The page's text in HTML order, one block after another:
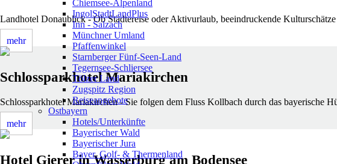
Landhotel Donaublick - Ob Städtereise oder Aktivurlaub, beeindruckende
mehr
Schlossparkhotel Mariakirchen
Schlossparkhotel Mariakirchen - Sie folgen dem Fluss Kollbach durch das bayerische
mehr
Hotel Gierer in Wasserburg am Bodensee
Chiemsee-Alpenland
IngolStadtLandPlus
Inn - Salzach
Münchner Umland
Pfaffenwinkel
Starnberger Fünf-Seen-Land
Tegernsee-Schliersee
Tölzer Land
Zugspitz Region
Reiseangebote
Ostbayern
Hotels/Unterkünfte
Bayerischer Wald
Bayerischer Jura
Bayer. Golf- & Thermenland